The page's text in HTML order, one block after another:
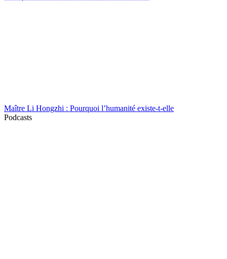
Maître Li Hongzhi : Pourquoi l’humanité existe-t-elle
Podcasts